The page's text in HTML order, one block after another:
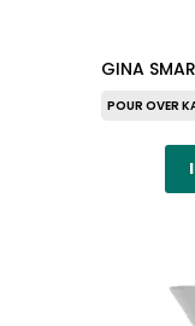
GINA
POUR OVER